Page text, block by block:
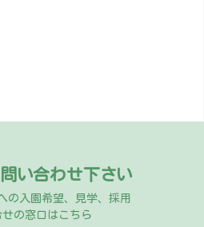
い合わせ下さい
の入園希望、見学、採用
せの窓口はこちら